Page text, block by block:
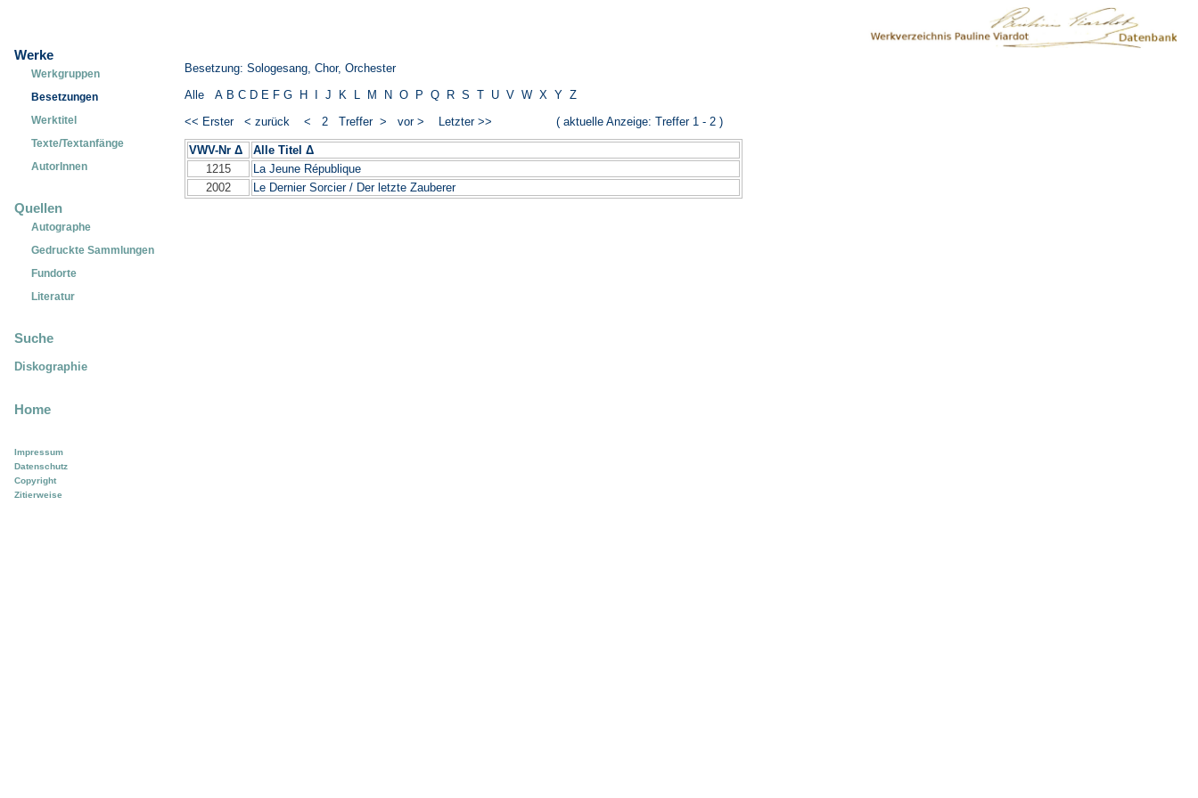
Werke
Werkgruppen
Besetzungen
Werktitel
Texte/Textanfänge
AutorInnen
Quellen
Autographe
Gedruckte Sammlungen
Fundorte
Literatur
Suche
Diskographie
Home
Impressum
Datenschutz
Copyright
Zitierweise
Besetzung: Sologesang, Chor, Orchester
Alle
A B C D E F G H J K L M N O P Q R S T U V W X Y Z
<< Erster
< zurück< 2 Treffer > vor > Letzter >> ( aktuelle Anzeige: Treffer 1 - 2 )
VWV-Nr Δ Alle Titel Δ
1215
La Jeune République
2002
Le Dernier Sorcier / Der letzte Zauberer